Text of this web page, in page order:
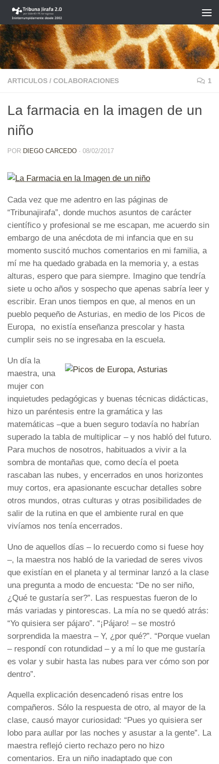
Saltar al contenido
ARTICULOS / COLABORACIONES 1
La farmacia en la imagen de un
niño
POR DIEGO CARCEDO · 08/02/2017
Cada vez que me adentro en las páginas de
“Tribunajirafa”, donde muchos asuntos de carácter
científico y profesional se me escapan, me acuerdo sin
embargo de una anécdota de mi infancia que en su
momento suscitó muchos comentarios en mi familia, a
mí me ha quedado grabada en la memoria y, a estas
alturas, espero que para siempre. Imagino que tendría
siete u ocho años y sospecho que apenas sabría leer y
escribir. Eran unos tiempos en que, al menos en un
pueblo pequeño de Asturias, en medio de los Picos de
Europa, no existía enseñanza prescolar y hasta
cumplir seis no se ingresaba en la escuela.
Un día la
maestra, una
mujer con
inquietudes pedagógicas y buenas técnicas didácticas,
hizo un paréntesis entre la gramática y las
matemáticas –que a buen seguro todavía no habrían
superado la tabla de multiplicar – y nos habló del futuro.
Para muchos de nosotros, habituados a vivir a la
sombra de montañas que, como decía el poeta
rascaban las nubes, y encerrados en unos horizontes
muy cortos, era apasionante escuchar detalles sobre
otros mundos, otras culturas y otras posibilidades de
salir de la rutina en que el ambiente rural en que
vivíamos nos tenía encerrados.
Uno de aquellos días – lo recuerdo como si fuese hoy
–, la maestra nos habló de la variedad de seres vivos
que existían en el planeta y al terminar lanzó a la clase
una pregunta a modo de encuesta: “De no ser niño,
¿Qué te gustaría ser?”. Las respuestas fueron de lo
más variadas y pintorescas. La mía no se quedó atrás:
“Yo quisiera ser pájaro”. “¡Pájaro! – se mostró
sorprendida la maestra – Y, ¿por qué?”. “Porque vuelan
– respondí con rotundidad – y a mí lo que me gustaría
es volar y subir hasta las nubes para ver cómo son por
dentro”.
Aquella explicación desencadenó risas entre los
compañeros. Sólo la respuesta de otro, al mayor de la
clase, causó mayor curiosidad: “Pues yo quisiera ser
lobo para aullar por las noches y asustar a la gente”. La
maestra reflejó cierto rechazo pero no hizo
comentarios. Era un niño inadaptado que con